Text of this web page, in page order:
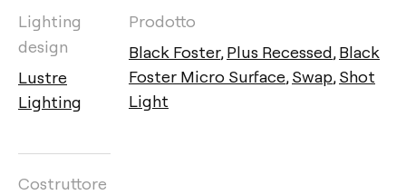
Lighting
design
Lustre
Lighting
Costruttore
Prodotto
Black Foster,Plus Recessed,Black
Foster Micro Surface,Swap,Shot
Light